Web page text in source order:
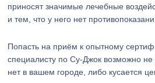
приносят значимые лечебные
и тем, что у него нет
Попасть на приём к опытному
специалисту по Су-Джок возможно
нет в вашем городе, либо кусается